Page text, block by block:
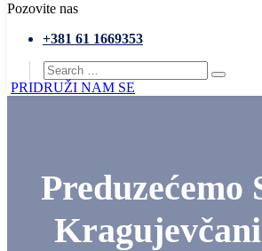
Pozovite nas
+381 61 1669353
PRIDRUŽI NAM SE
Preduzećemo